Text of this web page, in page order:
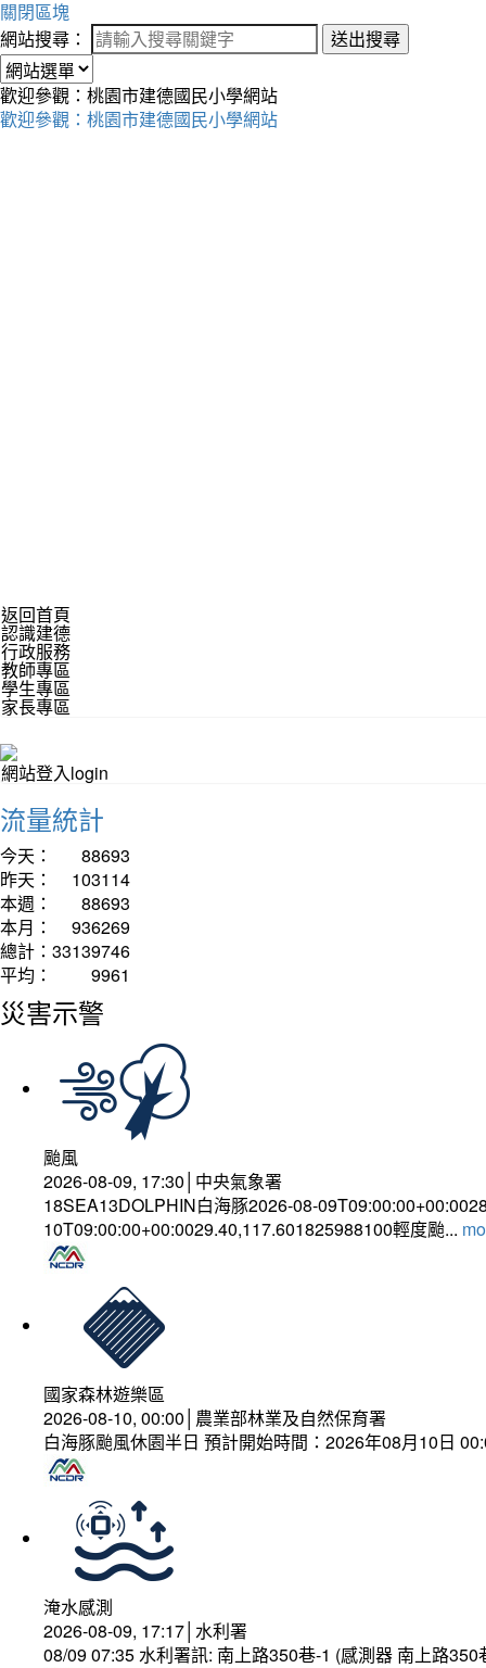
關閉區塊
網站搜尋：
送出搜尋
歡迎參觀：桃園市建德國民小學網站
歡迎參觀：桃園市建德國民小學網站
返回首頁
認識建德
行政服務
教師專區
學生專區
家長專區
網站登入login
流量統計
今天：
88693
昨天：
103114
本週：
88693
本月：
936269
總計： 33139746
平均：
9961
災害示警
颱風
2026-08-09, 17:30│中央氣象署
18SEA13DOLPHIN白海豚2026-08-
10T09:00:00+00:0029.40,117.601825988100輕度颱...
國家森林遊樂區
2026-08-10, 00:00│農業部林業及自然保育署
白海豚颱風休園半日 預計開始時間：2026年08月10日
淹水感測
2026-08-09, 17:17│水利署
08/09 07:35 水利署訊: 南上路350巷-1 (感測器 南上路